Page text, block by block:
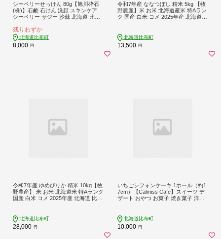
シーベリーせっけん 80g【旭川砕石
(株)】石鹸 石けん 洗顔 スキンケア
シーベリー サジー 沙棘 北海道 比布
残りわずか
北海道比布町
8,000 円
令和7年産 ななつぼし 精米 5kg 【牧
野農産】米 お米 北海道産米 特Aラン
ク 国産 白米 コメ 2025年産 北海道
北海道比布町
13,500 円
令和7年産 ゆめぴりか 精米 10kg【牧
野農産】 米 お米 北海道米 特Aランク
国産 白米 コメ 2025年産 北海道 比布
北海道比布町
28,000 円
いちごシフォンケーキ 1ホール（約1
7cm）【Calmiss Cafe】スイーツ デ
ザート おやつ お菓子 焼き菓子 洋菓
北海道比布町
10,000 円